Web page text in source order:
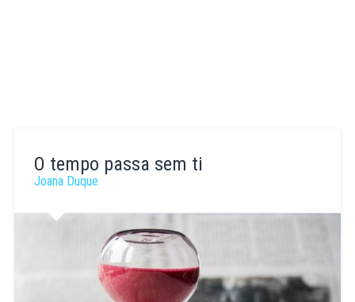
O tempo passa sem ti
Joana Duque